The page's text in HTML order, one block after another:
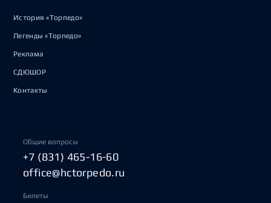
История «Торпедо»
Легенды «Торпедо»
Реклама
СДЮШОР
Контакты
Общие вопросы
+7 (831) 465-16-60
office@hctorpedo.ru
Билеты